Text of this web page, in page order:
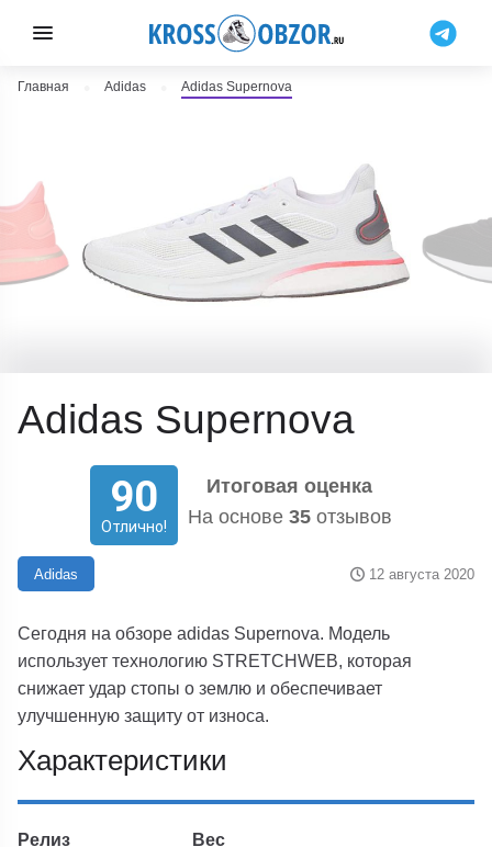
Главная Adidas Adidas Supernova
Adidas Supernova
90
Отлично!
Итоговая оценка
На основе 35отзывов
Adidas 12 августа 2020
Сегодня на обзоре adidas Supernova. Модель
использует технологию STRETCHWEB, которая
снижает удар стопы о землю и обеспечивает
улучшенную защиту от износа.
Характеристики
Релиз Вес